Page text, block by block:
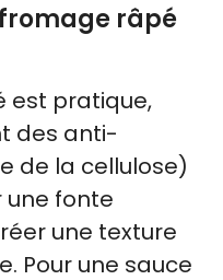
râpé
est pratique,
des anti-
de la cellulose)
fonte
une texture
Pour une sauce